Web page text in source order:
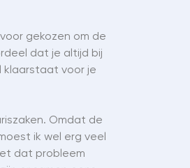
gekozen om de
dat je altijd bij
klaarstaat voor je
Omdat de
ik wel erg veel
dat probleem